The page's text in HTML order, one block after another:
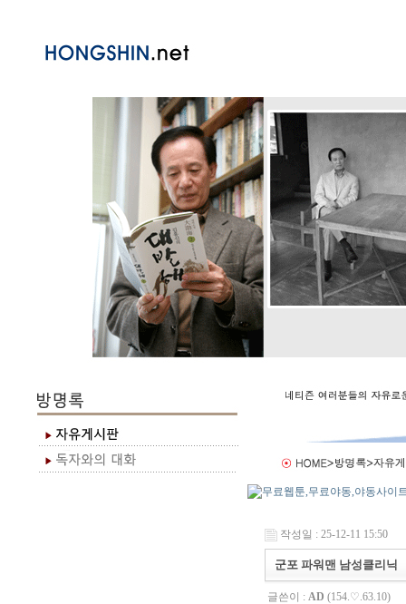
작성일 : 25-12-11 15:50
군포 파워맨 남성클리닉
글쓴이 : AD (154.♡.63.10)